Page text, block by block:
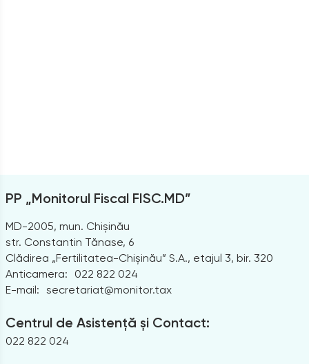
PP „Monitorul Fiscal FISC.MD”
MD-2005, mun. Chișinău
str. Constantin Tănase, 6
Clădirea „Fertilitatea-Chișinău” S.A., etajul 3, bir. 320
Anticamera:
022 822 024
E-mail: secretariat@monitor.tax
Centrul de Asistență și Contact:
022 822 024